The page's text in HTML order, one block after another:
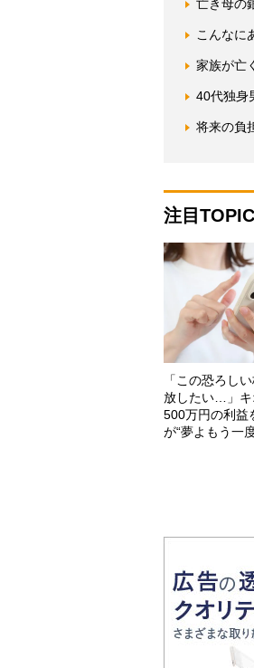
亡き母の
こんなに
家族が亡
40代独身
将来の負
注目TOPIC
「この恐ろし
放したい…」キ
500万円の利益
が“夢よもう一